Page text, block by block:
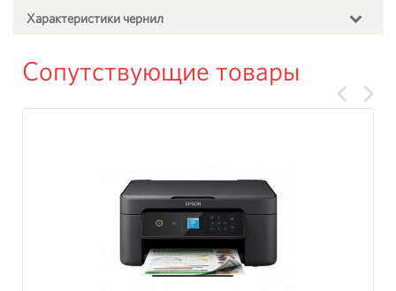
Характеристики чернил
Сопутствующие товары